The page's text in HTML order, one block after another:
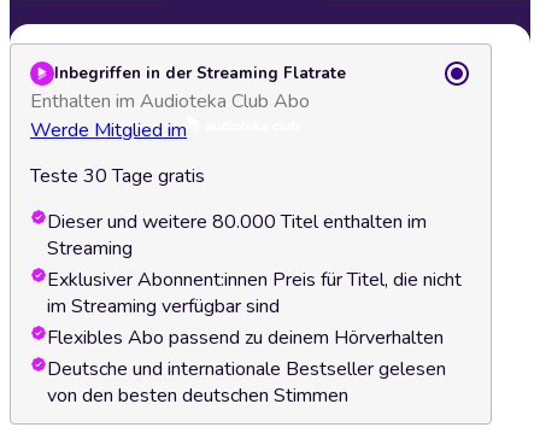
Inbegriffen in der Streaming Flatrate
Enthalten im Audioteka Club Abo
Werde Mitglied im
Teste 30 Tage gratis
Dieser und weitere 80.000 Titel enthalten im
Streaming
Exklusiver Abonnent:innen Preis für Titel, die nicht
im Streaming verfügbar sind
Flexibles Abo passend zu deinem Hörverhalten
Deutsche und internationale Bestseller gelesen
von den besten deutschen Stimmen